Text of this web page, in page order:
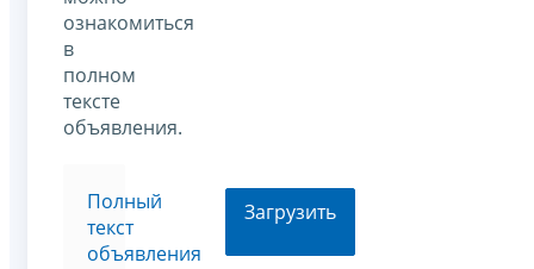
ознакомиться
в
полном
тексте
объявления.
Полный
текст
объявления
Загрузить